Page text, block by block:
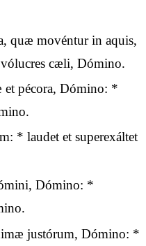
quæ movéntur in aquis,
cæli, Dómino.
et pécora, Dómino: *
* laudet et superexáltet
Dómino: *
justórum, Dómino: *